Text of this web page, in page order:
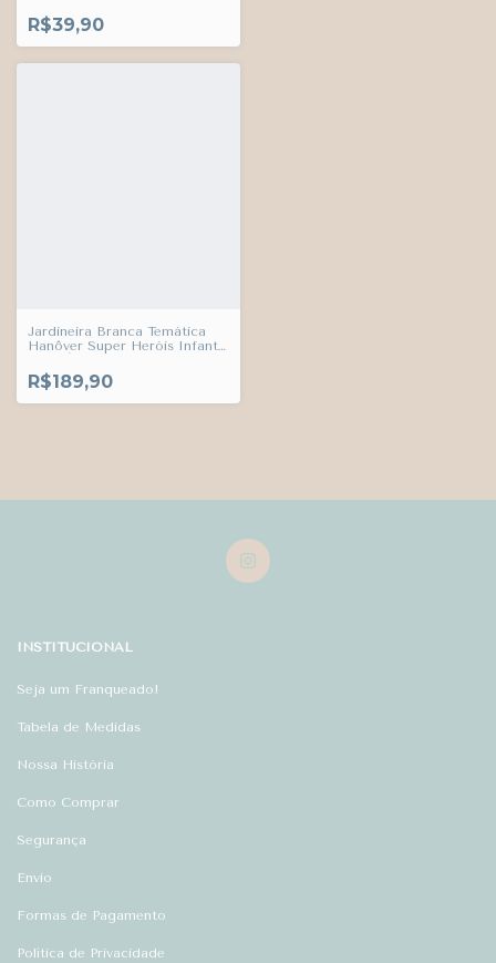
Infantil Bebê Índigo Trend
R$39,90
Jardineira Branca Temática
Hanôver Super Heróis Infantil
R$189,90
INSTITUCIONAL
Seja um Franqueado!
Tabela de Medidas
Nossa História
Como Comprar
Segurança
Envio
Formas de Pagamento
Política de Privacidade